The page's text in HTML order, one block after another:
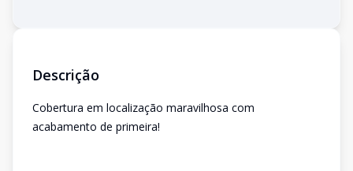
Descrição
Cobertura em localização maravilhosa com
acabamento de primeira!